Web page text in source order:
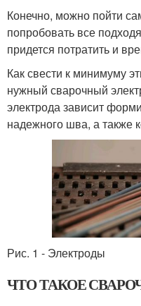
Конечно, можно пойти
попробовать все
придется потратить и
Как свести к минимуму
нужный сварочный
электрода зависит
надежного шва, а
Рис. 1 - Электроды
ЧТО ТАКОЕ